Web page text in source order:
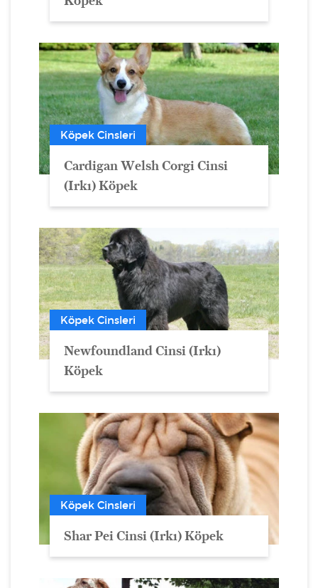
Köpek Cinsleri
Cardigan Welsh Corgi Cinsi
(Irkı) Köpek
Köpek Cinsleri
Newfoundland Cinsi (Irkı)
Köpek
Köpek Cinsleri
Shar Pei Cinsi (Irkı) Köpek